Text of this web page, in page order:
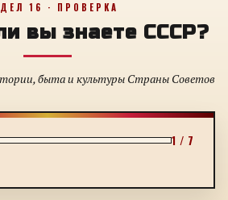
16 · ПРОВЕРКА
вы знаете СССР?
быта и культуры Страны Советов
1 / 7